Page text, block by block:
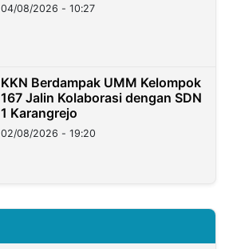
di Taiwan
04/08/2026 - 10:27
KKN Berdampak UMM Kelompok
167 Jalin Kolaborasi dengan SDN
1 Karangrejo
02/08/2026 - 19:20